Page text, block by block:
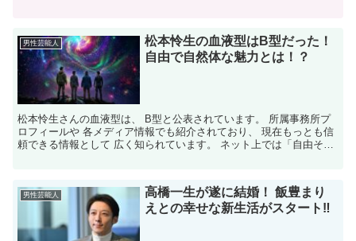
男性芸能人
松本怜生の血液型はB型だった！
自由で自然体な魅力とは！？
松本怜生さんの血液型は、 B型と公表されています。 所属事務所プ
ロフィールや 各メディア情報でも紹介されており、 現在もっとも信
頼できる情報として 広く知られています。 ネット上では「自由そ
男性芸能人
高橋一生が遂に結婚！ 飯豊まり
えとの幸せな新生活がスタート‼